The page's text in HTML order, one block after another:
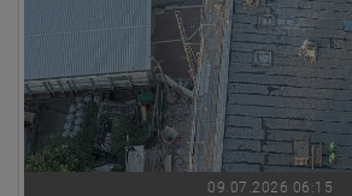
09.07.2026 06:15